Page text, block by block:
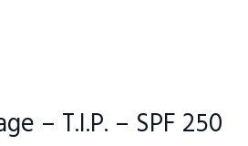
– T.I.P. – SPF 250